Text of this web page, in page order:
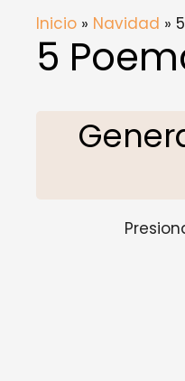
Inicio » Navidad »
5